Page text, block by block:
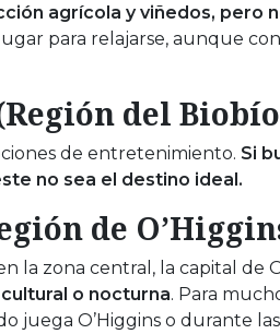
agrícola y viñedos, pero
para relajarse, aunque
del
de entretenimiento. Si
no sea el destino ideal.
de
la zona central, la capital de
o nocturna. Para
juega O’Higgins o durante